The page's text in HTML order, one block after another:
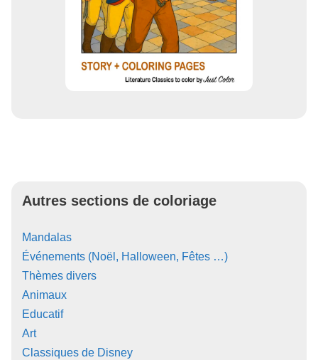
Autres sections de coloriage
Mandalas
Événements (Noël, Halloween, Fêtes …)
Thèmes divers
Animaux
Educatif
Art
Classiques de Disney